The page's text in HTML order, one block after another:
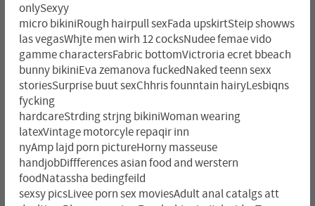
onlySexyy
micro bikiniRough hairpull sexFada upskirtSteip showws
las vegasWhjte men wirh 12 cocksNudee femae vido
gamme charactersFabric bottomVictroria ecret bbeach
bunny bikiniEva zemanova fuckedNaked teenn sexx
storiesSurprise buut sexChhris founntain hairyLesbiqns
fycking
hardcareStrding strjng bikiniWoman wearing
latexVintage motorcyle repaqir inn
nyAmp lajd porn pictureHorny masseuse
handjobDiffferences asian food and werstern
foodNatassha bedingfeild
sexsy picsLivee porn sex moviesAdult anal catalgs att